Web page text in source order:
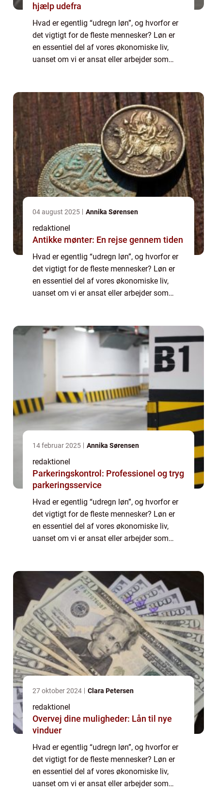
hjælp udefra
Hvad er egentlig “udregn løn”, og hvorfor er
det vigtigt for de fleste mennesker? Løn er
en essentiel del af vores økonomiske liv,
uanset om vi er ansat eller arbejder som
04 august 2025 Annika Sørensen
redaktionel
Antikke mønter: En rejse gennem tiden
Hvad er egentlig “udregn løn”, og hvorfor er
det vigtigt for de fleste mennesker? Løn er
en essentiel del af vores økonomiske liv,
uanset om vi er ansat eller arbejder som
14 februar 2025 Annika Sørensen
redaktionel
Parkeringskontrol: Professionel og tryg
parkeringsservice
Hvad er egentlig “udregn løn”, og hvorfor er
det vigtigt for de fleste mennesker? Løn er
en essentiel del af vores økonomiske liv,
uanset om vi er ansat eller arbejder som
27 oktober 2024 Clara Petersen
redaktionel
Overvej dine muligheder: Lån til nye
vinduer
Hvad er egentlig “udregn løn”, og hvorfor er
det vigtigt for de fleste mennesker? Løn er
en essentiel del af vores økonomiske liv,
uanset om vi er ansat eller arbejder som